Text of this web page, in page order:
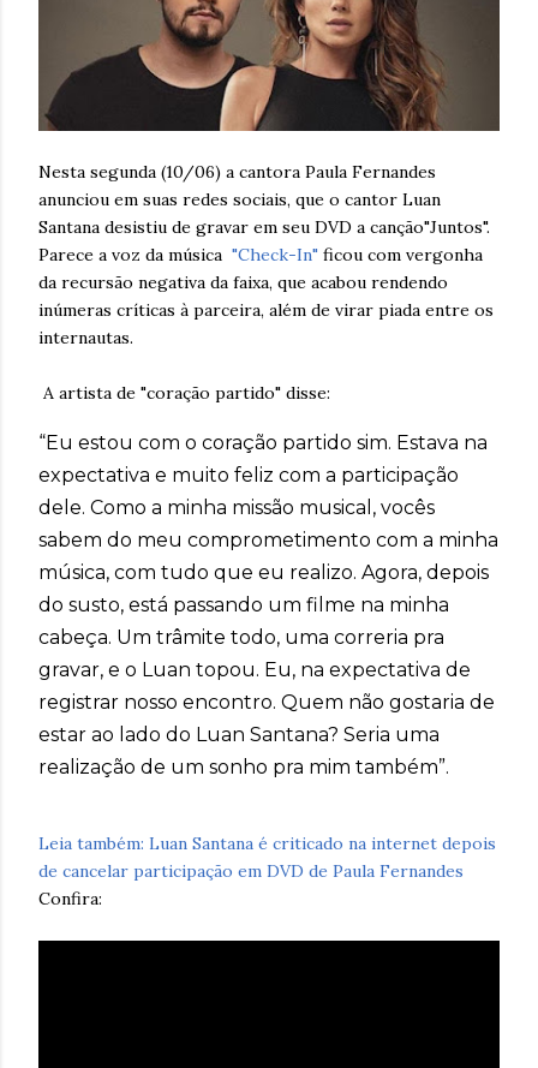
Nesta segunda (10/06) a cantora Paula Fernandes
anunciou em suas redes sociais, que o cantor Luan
Santana desistiu de gravar em seu DVD a canção"Juntos".
Parece a voz da música "Check-In" ficou com vergonha
da recursão negativa da faixa, que acabou rendendo
inúmeras críticas à parceira, além de virar piada entre os
internautas.
A artista de "coração partido" disse:
“Eu estou com o coração partido sim. Estava na
expectativa e muito feliz com a participação
dele. Como a minha missão musical, vocês
sabem do meu comprometimento com a minha
música, com tudo que eu realizo. Agora, depois
do susto, está passando um filme na minha
cabeça. Um trâmite todo, uma correria pra
gravar, e o Luan topou. Eu, na expectativa de
registrar nosso encontro. Quem não gostaria de
estar ao lado do Luan Santana? Seria uma
realização de um sonho pra mim também”.
Leia também: Luan Santana é criticado na internet depois
de cancelar participação em DVD de Paula Fernandes
Confira: